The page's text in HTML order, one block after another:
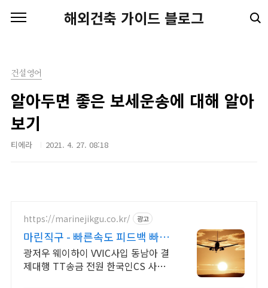
해외건축 가이드 블로그
건설영어
알아두면 좋은 보세운송에 대해 알아
보기
티에라 2021. 4. 27. 08:18
https://marinejikgu.co.kr/ 광고
마린직구 - 빠른속도 피드백 빠른
입출고 실사촬영무료 !
광저우 웨이하이 VVIC사입 동남아 결
제대행 TT송금 전원 한국인CS 사업